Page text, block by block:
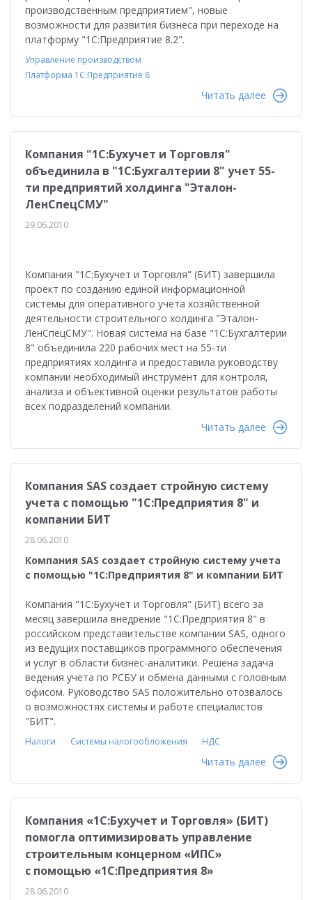
производственным предприятием", новые
возможности для развития бизнеса при переходе на
платформу "1С:Предприятие 8.2".
Управление производством
Платформа 1С:Предприятие 8
Читать далее
Компания "1С:Бухучет и Торговля"
объединила в "1С:Бухгалтерии 8" учет 55-
ти предприятий холдинга "Эталон-
ЛенСпецСМУ"
29.06.2010
Компания "1С:Бухучет и Торговля" (БИТ) завершила
проект по созданию единой информационной
системы для оперативного учета хозяйственной
деятельности строительного холдинга "Эталон-
ЛенСпецСМУ". Новая система на базе "1С:Бухгалтерии
8" объединила 220 рабочих мест на 55-ти
предприятиях холдинга и предоставила руководству
компании необходимый инструмент для контроля,
анализа и объективной оценки результатов работы
всех подразделений компании.
Читать далее
Компания SAS создает стройную систему
учета с помощью "1С:Предприятия 8" и
компании БИТ
28.06.2010
Компания SAS создает стройную систему учета
с помощью "1С:Предприятия 8" и компании БИТ
Компания "1С:Бухучет и Торговля" (БИТ) всего за
месяц завершила внедрение "1С:Предприятия 8" в
российском представительстве компании SAS, одного
из ведущих поставщиков программного обеспечения
и услуг в области бизнес-аналитики. Решена задача
ведения учета по РСБУ и обмена данными с головным
офисом. Руководство SAS положительно отозвалось
о возможностях системы и работе специалистов
"БИТ".
Налоги Системы налогообложения НДС
Читать далее
Компания «1С:Бухучет и Торговля» (БИТ)
помогла оптимизировать управление
строительным концерном «ИПС»
с помощью «1С:Предприятия 8»
28.06.2010